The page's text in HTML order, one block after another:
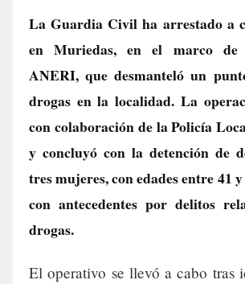
La Guardia Civil ha arrestado a
en Muriedas, en el marco de
ANERI, que desmanteló un
drogas en la localidad. La
con colaboración de la Policía
y concluyó con la detención de
tres mujeres, con edades entre 41
con antecedentes por delitos
drogas.
El operativo se llevó a cabo tras